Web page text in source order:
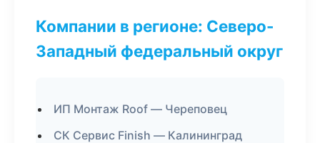
Компании в регионе: Северо-
Западный федеральный округ
ИП Монтаж Roof — Череповец
СК Сервис Finish — Калининград